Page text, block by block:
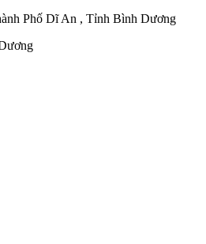
Phố Dĩ An , Tỉnh Bình Dương